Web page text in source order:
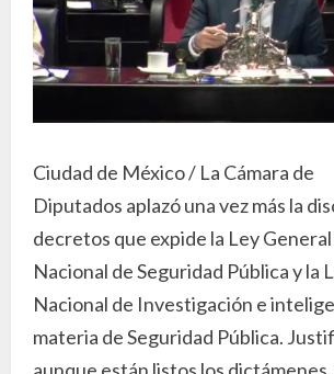
Ciudad de México / La Cámara de
Diputados aplazó una vez más la
decretos que expide la Ley
Nacional de Seguridad Pública y la
Nacional de Investigación e
materia de Seguridad Pública.